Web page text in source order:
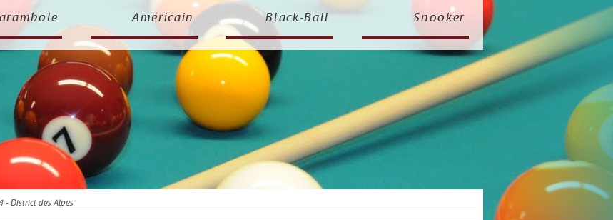
Américain Black-Ball Snooker
- District des Alpes